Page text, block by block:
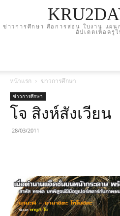
ข่าวการศึกษา สื่อการสอน ใบงาน แผ
อัปเดตเพื่อครู
หน้าแรก ข่าวการศึกษา
ข่าวการศึกษา
โจ สิงห์สังเวียน
28/03/2011